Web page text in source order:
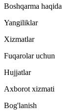
Boshqarma haqida
Yangiliklar
Xizmatlar
Fuqarolar uchun
Hujjatlar
Axborot xizmati
Bog'lanish